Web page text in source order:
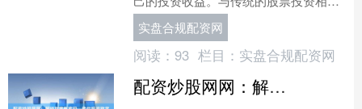
比，月息股票配资具有以下优势： * **
收益率高：**月息股....
实盘合规配资网
阅读： 93 栏目： 实盘合规配资网
配资炒股网网：解锁财富新密码，助你投资致富